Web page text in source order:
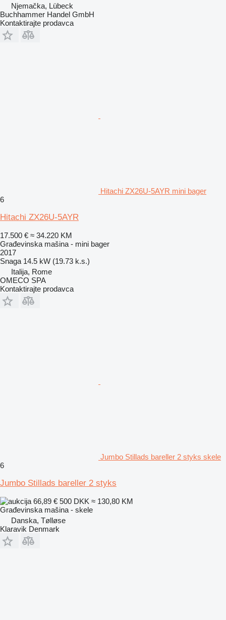
Njemačka, Lübeck
Buchhammer Handel GmbH
Kontaktirajte prodavca
Hitachi ZX26U-5AYR mini bager
6
Hitachi ZX26U-5AYR
17.500 € ≈ 34.220 KM
Građevinska mašina - mini bager
2017
Snaga 14.5 kW (19.73 k.s.)
Italija, Rome
OMECO SPA
Kontaktirajte prodavca
Jumbo Stillads bareller 2 styks skele
6
Jumbo Stillads bareller 2 styks
66,89 € 500 DKK ≈ 130,80 KM
Građevinska mašina - skele
Danska, Tølløse
Klaravik Denmark